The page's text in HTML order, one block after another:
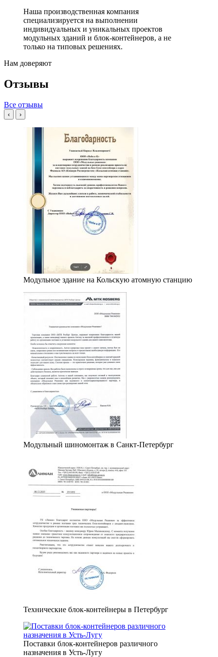
Наша производственная компания
специализируется на выполнении
индивидуальных и уникальных проектов
модульных зданий и блок-контейнеров, а не
только на типовых решениях.
Нам доверяют
Отзывы
Все отзывы
‹ ›
Модульное здание на Кольскую атомную станцию
Модульный шиномонтаж в Санкт-Петербург
Технические блок-контейнеры в Петербург
Поставки блок-контейнеров различного
назначения в Усть-Лугу